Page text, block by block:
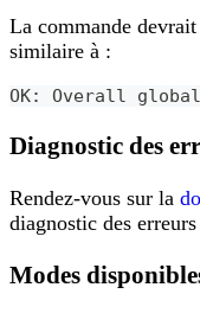
La commande
similaire à :
OK: Overall
Diagnostic des
Rendez-vous sur la
diagnostic des
Modes